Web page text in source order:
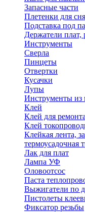
Запасные части
Плетенки для
Подставка под
Держатели плат,
Инструменты
Сверла
Пинцеты
Отвертки
Кусачки
Лупы
Инструменты из
Клей
Клей для
Клей
Клейкая лента,
термоусадочная
Лак для плат
Лампа УФ
Оловоотсос
Паста
Выжигатели по
Пистолеты
Фиксатор резьбы